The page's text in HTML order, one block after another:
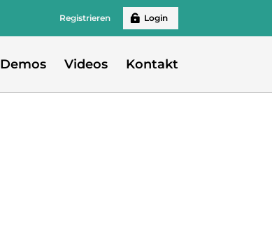
Registrieren Login
Demos Videos Kontakt